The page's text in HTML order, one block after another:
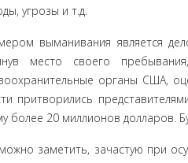
угрозы и т.д.
выманивания является
место своего
органы США,
притворились
более 20 миллионов долларов.
заметить, зачастую при